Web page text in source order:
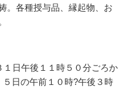
。各種授与品、縁起物、お
１日午後１１時５０分ごろか
日の午前１０時?午後３時